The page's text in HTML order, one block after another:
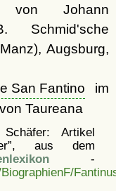
von Johann
Schmid'sche
Augsburg,
San Fantino im
Taureana
Artikel
aus dem
-